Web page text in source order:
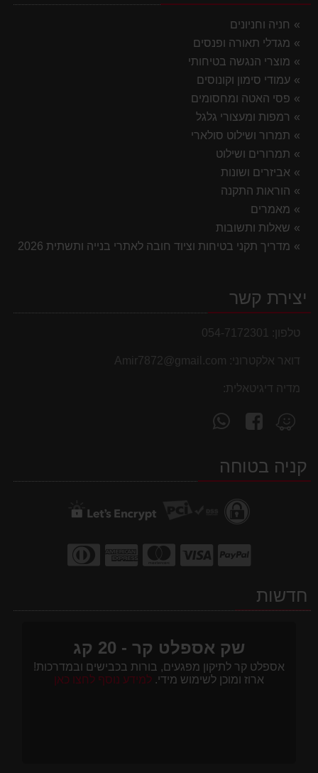
חניה וחניונים
מגדלי תאורה ופנסים
מוצרי הנגשה בטיחותי
עמודי סימון וקונוסים
פסי האטה ומחסומים
רמפות ומעצורי גלגל
תמרור ושילוט סולארי
תמרורים ושילוט
אביזרים ושונות
הוראות התקנה
מאמרים
שאלות ותשובות
מדריך תקני בטיחות וציוד חובה לאתרי בנייה ותשתית 2026
יצירת קשר
טלפון: 054-7172301
דואר אלקטרוני: Amir7872@gmail.com
מדיה דיגיטאלית:
מצא
אותנו
Waze
עקוב
אחרינו
facebookקניה בטוחה
חדשות
שק אספלט קר - 20 קג
אספלט קר לתיקון מפגעים, בורות בכבישים ובמדרכות!
ארוז ומוכן לשימוש מידי. למידע נוסף לחצו כאן